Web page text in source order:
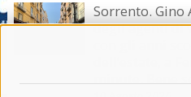
Sorrento. Gino
degli agenti di
con gli anni
dell’estate, a
minute. Bene